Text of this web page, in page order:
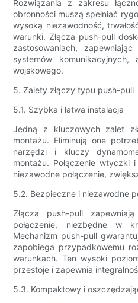
Rozwiązania z zakresu
obronności muszą spełniać
wysoką niezawodność,
warunki. Złącza push-pull
zastosowaniach,
systemów
wojskowego.
5. Zalety złączy typu push-pull
5.1. Szybka i łatwa instalacja
Jedną z kluczowych zalet
montażu. Eliminują one
narzędzi i kluczy
montażu. Połączenie
niezawodne połączenie,
5.2. Bezpieczne i niezawodne
Złącza push-pull
połączenie, niezbędne w
Mechanizm push-pull
zapobiega przypadkowemu
warunkach. Ten wysoki
przestoje i zapewnia
5.3. Kompaktowy i